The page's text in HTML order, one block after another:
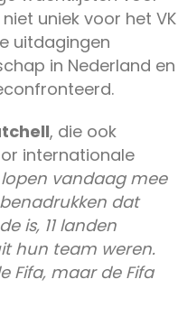
uniek voor het VK
uitdagingen
in Nederland en
, die ook
internationale
lopen vandaag mee
dat
is, 11 landen
hun team weren.
Fifa, maar de Fifa